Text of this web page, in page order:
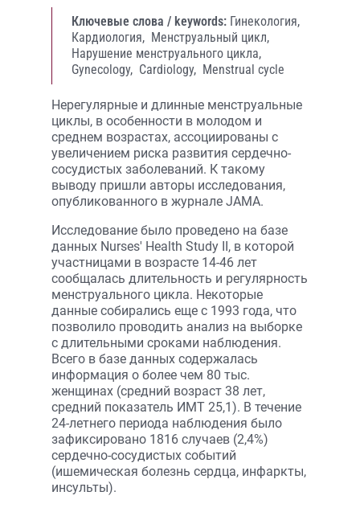
Ключевые слова / keywords: Гинекология,
Кардиология, Менструальный цикл,
Нарушение менструального цикла,
Gynecology, Cardiology, Menstrual cycle
Нерегулярные и длинные менструальные
циклы, в особенности в молодом и
среднем возрастах, ассоциированы с
увеличением риска развития сердечно-
сосудистых заболеваний. К такому
выводу пришли авторы исследования,
опубликованного в журнале JAMA.
Исследование было проведено на базе
данных Nurses' Health Study II, в которой
участницами в возрасте 14-46 лет
сообщалась длительность и регулярность
менструального цикла. Некоторые
данные собирались еще с 1993 года, что
позволило проводить анализ на выборке
с длительными сроками наблюдения.
Всего в базе данных содержалась
информация о более чем 80 тыс.
женщинах (средний возраст 38 лет,
средний показатель ИМТ 25,1). В течение
24-летнего периода наблюдения было
зафиксировано 1816 случаев (2,4%)
сердечно-сосудистых событий
(ишемическая болезнь сердца, инфаркты,
инсульты).